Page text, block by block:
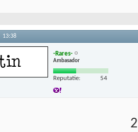
13:38
-Rares-
Ambasador
Reputatie: 54